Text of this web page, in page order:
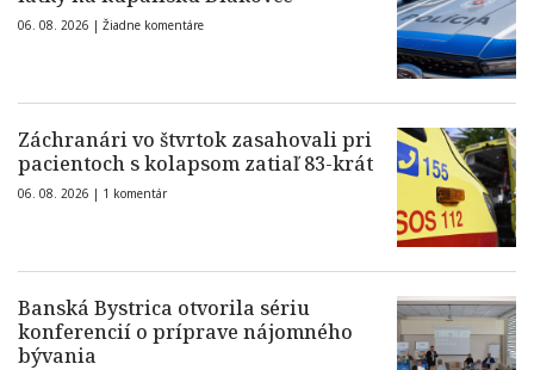
06. 08. 2026 | Žiadne komentáre
Záchranári vo štvrtok zasahovali pri
pacientoch s kolapsom zatiaľ 83-krát
06. 08. 2026 | 1 komentár
Banská Bystrica otvorila sériu
konferencií o príprave nájomného
bývania